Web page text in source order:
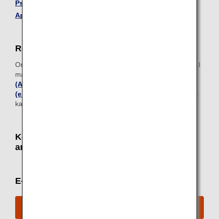
Psychiatric Service Dog/Emotional Support Dog
Application for Mexico
Resande på rutter till/från Hongkong
Om du reser till eller byter flyg i Hongkong med servicehund
måste du ansöka om specialtillstånd från
(Agriculture, Fisheries and Conservation Department)
(endast på engelska)
kan ta upp till två veckor från ansökan till godkännande.
Kontaktinformation för
anmälan/förfrågningar
E-postförfrågan